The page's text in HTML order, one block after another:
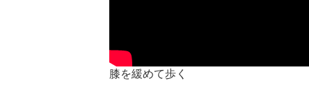
膝を緩めて歩く